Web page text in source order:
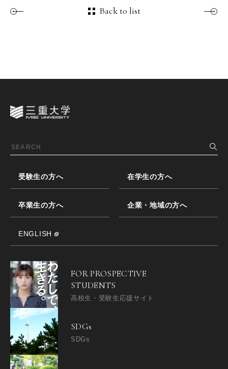
Back to list
受験生の方へ 在学生の方へ
卒業生の方へ 企業・地域の方へ
ENGLISH
FOR PROSPECTIVE
STUDENTS
高校生・受験生応援サイト
SDGs
SDGs